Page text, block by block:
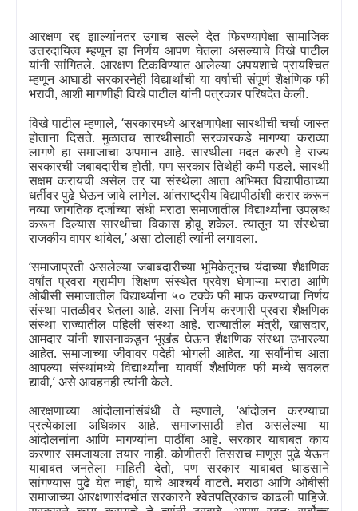
आरक्षण रद्द झाल्यांनतर उगाच सल्ले देत फिरण्यापेक्षा सामाजिक
उत्तरदायित्व म्हणून हा निर्णय आपण घेतला असल्याचे विखे पाटील
यांनी सांगितले. आरक्षण टिकविण्यात आलेल्या अपयशाचे प्रायश्चित
म्हणून आघाडी सरकारनेही विद्यार्थांची या वर्षाची संपूर्ण शैक्षणिक फी
भरावी, आशी मागणीही विखे पाटील यांनी पत्रकार परिषदेत केली.
विखे पाटील म्हणाले, ‘सरकारमध्ये आरक्षणापेक्षा सारथीची चर्चा जास्त
होताना दिसते. मुळातच सारथीसाठी सरकारकडे मागण्या कराव्या
लागणे हा समाजाचा अपमान आहे. सारथीला मदत करणे हे राज्य
सरकारची जबाबदारीच होती,पण सरकार तिथेही कमी पडले. सारथी
सक्षम करायची असेल तर या संस्थेला आता अभिमत विद्यापीठाच्या
धर्तीवर पुढे घेऊन जावे लागेल. आंतराष्ट्रीय विद्यापीठांशी करार करून
नव्या जागतिक दर्जाच्या संधी मराठा समाजातील विद्यार्थ्यांना उपलब्ध
करून दिल्यास सारथीचा विकास होवू शकेल. त्यातून या संस्थेचा
राजकीय वापर थांबेल,’असा टोलाही त्यांनी लगावला.
‘समाजाप्रती असलेल्या जबाबदारीच्या भूमिकेतूनच यंदाच्या शैक्षणिक
वर्षांत प्रवरा ग्रामीण शिक्षण संस्थेत प्रवेश घेणाऱ्या मराठा आणि
ओबीसी समाजातील विद्यार्थ्याना ५० टक्के फी माफ करण्याचा निर्णय
संस्था पातळीवर घेतला आहे. असा निर्णय करणारी प्रवरा शैक्षणिक
संस्था राज्यातील पहिली संस्था आहे. राज्यातील मंत्री,खासदार,
आमदार यांनी शासनाकडून भूखंड घेऊन शैक्षणिक संस्था उभारल्या
आहेत. समाजाच्या जीवावर पदेही भोगली आहेत. या सर्वांनीच आता
आपल्या संस्थांमध्ये विद्यार्थ्यांना यावर्षी शैक्षणिक फी मध्ये सवलत
द्यावी,’असे आवहनही त्यांनी केले.
आरक्षणाच्या आंदोलानांसंबंधी ते म्हणाले, ‘आंदोलन करण्याचा
प्रत्येकाला अधिकार आहे. समाजासाठी होत असलेल्या या
आंदोलनांना आणि मागण्यांना पाठींबा आहे. सरकार याबाबत काय
करणार समजायला तयार नाही. कोणीतरी तिसराच माणूस पुढे येऊन
याबाबत जनतेला माहिती देतो,पण सरकार याबाबत धाडसाने
सांगण्यास पुढे येत नाही,याचे आश्चर्य वाटते. मराठा आणि ओबीसी
समाजाच्या आरक्षणासंदर्भात सरकारने श्वेतपत्रिकाच काढली पाहिजे.